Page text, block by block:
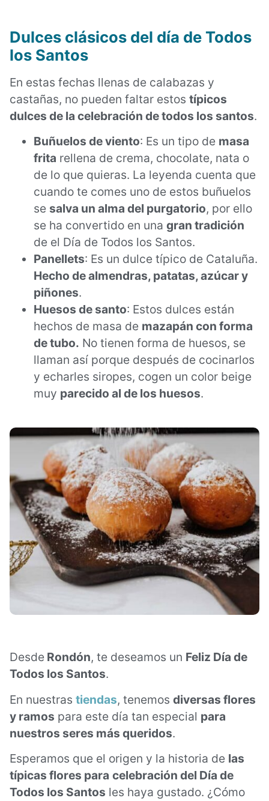
Dulces clásicos del día de Todos
los Santos
En estas fechas llenas de calabazas y
castañas, no pueden faltar estos típicos
dulces de la celebración de todos los santos.
Buñuelos de viento: Es un tipo de masa
frita rellena de crema, chocolate, nata o
de lo que quieras. La leyenda cuenta que
cuando te comes uno de estos buñuelos
se salva un alma del purgatorio, por ello
se ha convertido en una gran tradición
de el Día de Todos los Santos.
Panellets: Es un dulce típico de Cataluña.
Hecho de almendras, patatas, azúcar y
piñones.
Huesos de santo: Estos dulces están
hechos de masa de mazapán con forma
de tubo. No tienen forma de huesos, se
llaman así porque después de cocinarlos
y echarles siropes, cogen un color beige
muy parecido al de los huesos.
Desde Rondón, te deseamos un Feliz Día de
Todos los Santos.
En nuestras tiendas, tenemos diversas flores
y ramos para este día tan especial para
nuestros seres más queridos.
Esperamos que el origen y la historia de las
típicas flores para celebración del Día de
Todos los Santos les haya gustado. ¿Cómo